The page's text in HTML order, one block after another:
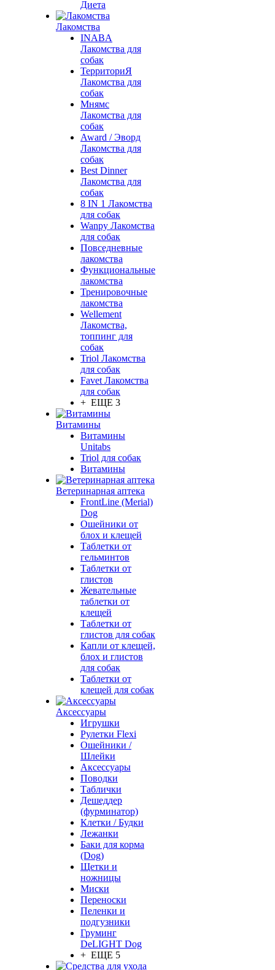
Диета
Лакомства
INABA
Лакомства для
собак
ТерриториЯ
Лакомства для
собак
Мнямс
Лакомства для
собак
Award / Эворд
Лакомства для
собак
Best Dinner
Лакомства для
собак
8 IN 1 Лакомства
для собак
Wanpy Лакомства
для собак
Повседневные
лакомства
Функциональные
лакомства
Тренировочные
лакомства
Wellement
Лакомства,
топпинг для
собак
Triol Лакомства
для собак
Favet Лакомства
для собак
+ ЕЩЕ 3
Витамины
Витамины
Unitabs
Triol для собак
Витамины
Ветеринарная аптека
FrontLine (Merial)
Dog
Ошейники от
блох и клещей
Таблетки от
гельминтов
Таблетки от
глистов
Жевательные
таблетки от
клещей
Таблетки от
глистов для собак
Капли от клещей,
блох и глистов
для собак
Таблетки от
клещей для собак
Аксессуары
Игрушки
Рулетки Flexi
Ошейники /
Шлейки
Аксессуары
Поводки
Таблички
Дешеддер
(фурминатор)
Клетки / Будки
Лежанки
Баки для корма
(Dog)
Щетки и
ножницы
Миски
Переноски
Пеленки и
подгузники
Груминг
DeLIGHT Dog
+ ЕЩЕ 5